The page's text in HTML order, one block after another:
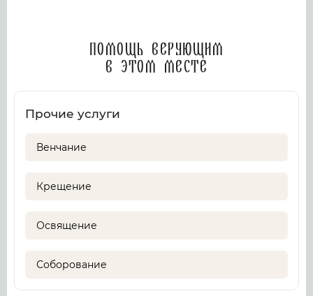
Помощь верующим
в этом месте
Прочие услуги
Венчание
Крещение
Освящение
Соборование